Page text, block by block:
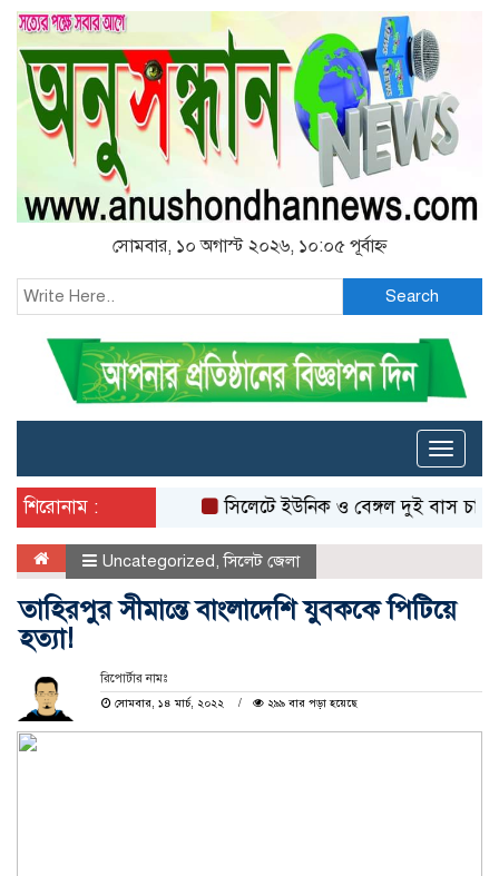
সোমবার, ১০ অগাস্ট ২০২৬, ১০:০৫ পূর্বাহ্ন
Search
Toggle
শিরোনাম :
সিলেটে ইউনিক ও বেঙ্গল দুই বাস চালকের
Uncategorized,সিলেট জেলা
তাহিরপুর সীমান্তে বাংলাদেশি যুবককে পিটিয়ে
হত্যা!
রিপোর্টার নামঃ
সোমবার, ১৪ মার্চ, ২০২২
২৯৯ বার পড়া হয়েছে